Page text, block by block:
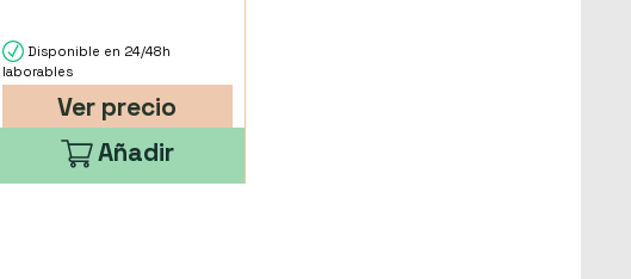
Disponible en 24/48h
laborables
Ver precio
Añadir